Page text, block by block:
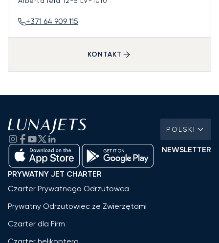
+371 64 909 115
KONTAKT
POLSKI
NEWSLETTER
PRYWATNY JET CHARTER
Czarter Prywatnego Odrzutowca
Prywatny Odrzutowiec ze Zwierzętami
Czarter dla Firm
Czarter helikoptera